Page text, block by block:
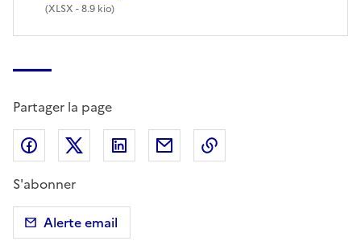
(XLSX - 8.9 kio)
Partager la page
Partager sur Facebook
Partager sur X (anciennement Twitter)
Partager sur LinkedIn
Partager par email
S'abonner
Alerte email